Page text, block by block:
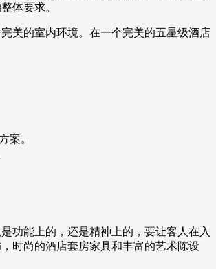
体要求。
美的室内环境。在一个完美的五星级酒店
案。
功能上的，还是精神上的，要让客人在入
时尚的酒店套房家具和丰富的艺术陈设